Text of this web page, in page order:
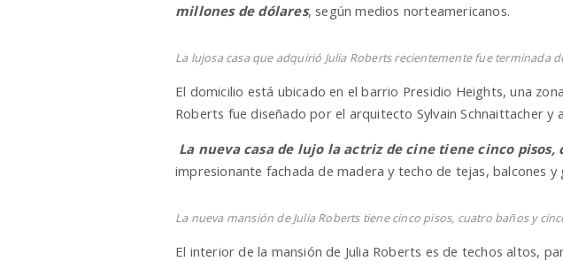
millones de dólares, según medios norteamericanos.
La lujosa casa que adquirió Julia Roberts recientemente fue terminada
El domicilio está ubicado en el barrio Presidio Heights, una
Roberts fue diseñado por el arquitecto Sylvain Schnaittacher
La nueva casa de lujo la actriz de cine tiene cinco
impresionante fachada de madera y techo de tejas, balcones
La nueva mansión de Julia Roberts tiene cinco pisos, cuatro baños y
El interior de la mansión de Julia Roberts es de techos altos,